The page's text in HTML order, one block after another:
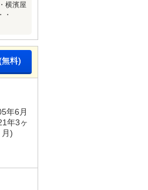
横濱屋
料)
年6月
年3ヶ
月)